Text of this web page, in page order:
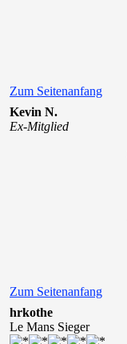
Zum Seitenanfang
Kevin N.
Ex-Mitglied
Zum Seitenanfang
hrkothe
Le Mans Sieger